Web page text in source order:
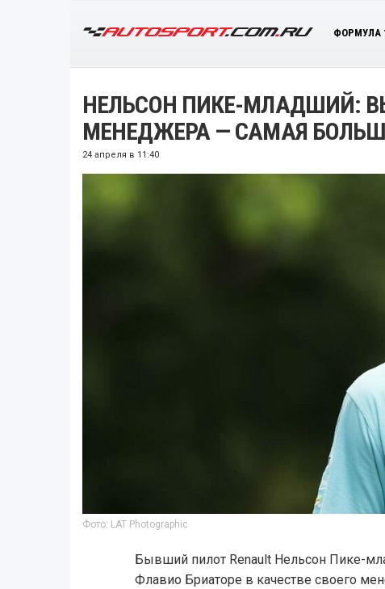
ФОРМУЛА
НЕЛЬСОН ПИКЕ-МЛАДШИЙ:
МЕНЕДЖЕРА — САМАЯ
24 апреля в 11:40
Фото: LAT Photographic
Бывший пилот Renault Нельсон Пике-
Флавио Бриаторе в качестве своего